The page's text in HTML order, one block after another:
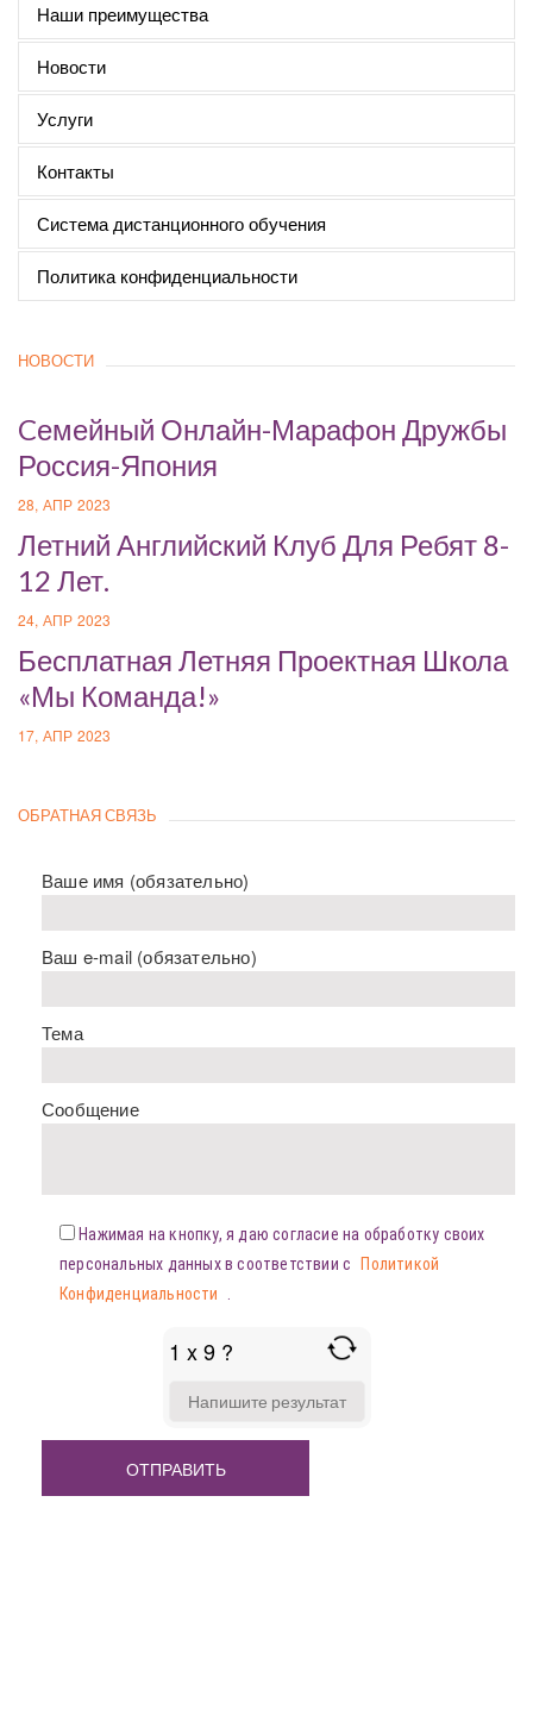
Наши преимущества
Новости
Услуги
Контакты
Система дистанционного обучения
Политика конфиденциальности
НОВОСТИ
Cемейный Онлайн-Марафон Дружбы
Россия-Япония
28, АПР 2023
Летний Английский Клуб Для Ребят 8-
12 Лет.
24, АПР 2023
Бесплатная Летняя Проектная Школа
«Мы Команда!»
17, АПР 2023
ОБРАТНАЯ СВЯЗЬ
Ваше имя (обязательно)
Ваш e-mail (обязательно)
Тема
Сообщение
Нажимая на кнопку, я даю согласие на обработку своих
персональных данных в соответствии с
Политикой
Конфиденциальности
1 x 9 ?
FOR
X